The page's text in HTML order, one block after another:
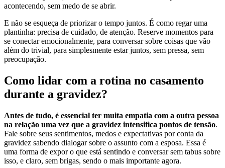
acontecendo, sem medo de se abrir.
E não se esqueça de priorizar o tempo juntos. É como regar uma
plantinha: precisa de cuidado, de atenção. Reserve momentos para
se conectar emocionalmente, para conversar sobre coisas que vão
além do trivial, para simplesmente estar juntos, sem pressa, sem
preocupação.
Como lidar com a rotina no casamento
durante a gravidez?
Antes de tudo, é essencial ter muita empatia com a outra pessoa
na relação uma vez que a gravidez intensifica pontos de tensão.
Fale sobre seus sentimentos, medos e expectativas por conta da
gravidez sabendo dialogar sobre o assunto com a esposa. Essa é
uma forma de expor o que está sentindo e conversar sem tabus sobre
isso, e claro, sem brigas, sendo o mais importante agora.